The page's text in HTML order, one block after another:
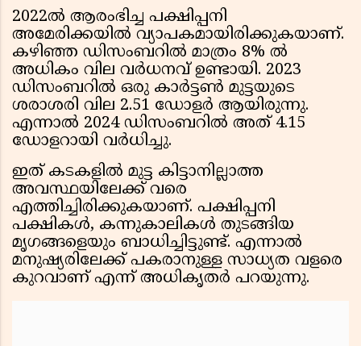
2022ൽ ആരംഭിച്ച പക്ഷിപ്പനി
അമേരിക്കയിൽ വ്യാപകമായിരിക്കുകയാണ്.
കഴിഞ്ഞ ഡിസംബറിൽ മാത്രം 8% ൽ
അധികം വില വർധനവ് ഉണ്ടായി. 2023
ഡിസംബറിൽ ഒരു കാർട്ടൺ മുട്ടയുടെ
ശരാശരി വില 2.51 ഡോളർ ആയിരുന്നു.
എന്നാൽ 2024 ഡിസംബറിൽ അത് 4.15
ഡോളറായി വർധിച്ചു.
ഇത് കടകളിൽ മുട്ട കിട്ടാനില്ലാത്ത
അവസ്ഥയിലേക്ക് വരെ
എത്തിച്ചിരിക്കുകയാണ്. പക്ഷിപ്പനി
പക്ഷികൾ, കന്നുകാലികൾ തുടങ്ങിയ
മൃഗങ്ങളെയും ബാധിച്ചിട്ടുണ്ട്. എന്നാൽ
മനുഷ്യരിലേക്ക് പകരാനുള്ള സാധ്യത വളരെ
കുറവാണ് എന്ന് അധികൃതർ പറയുന്നു.